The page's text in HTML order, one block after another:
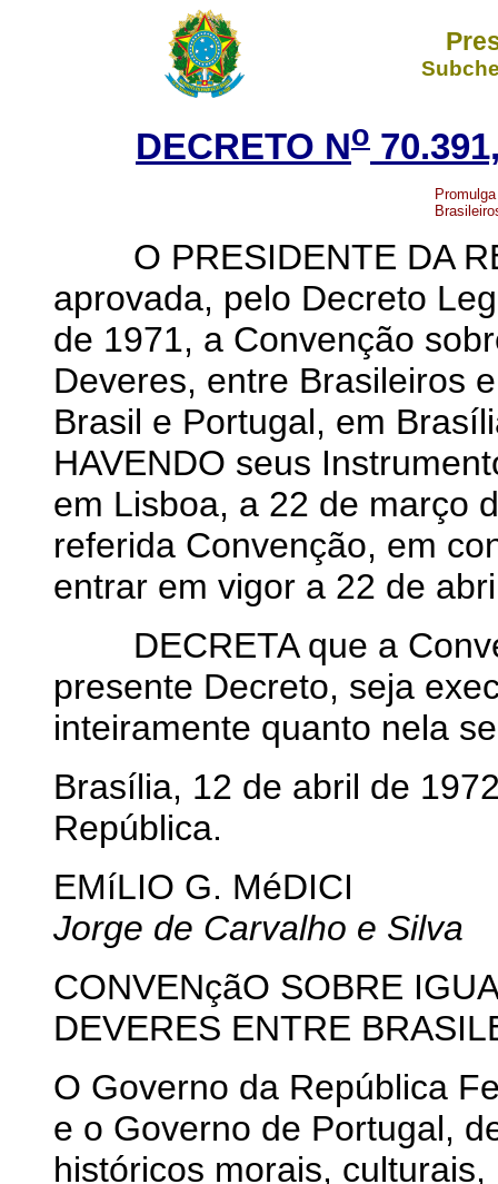
DECRETO No
O PRESIDENTE DA
aprovada, pelo Decreto
de 1971, a Convenção
Deveres, entre Brasileiros
Brasil e Portugal, em
HAVENDO seus
em Lisboa, a 22 de março
referida Convenção, em
entrar em vigor a 22 de
DECRETA que a
presente Decreto, seja
inteiramente quanto nela
Brasília, 12 de abril de
República.
EMíLIO G. MéDICI
Jorge de Carvalho e Silva
CONVENçãO SOBRE
DEVERES ENTRE
O Governo da República
e o Governo de Portugal,
históricos morais,